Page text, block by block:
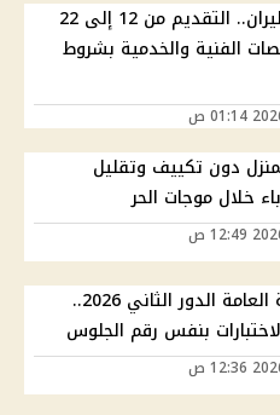
وظائف مصر للطيران.. التقديم من 12 إلى 22
الفنية والخدمية بشروط
دون تكييف وتقليل
خلال موجات الحر
امتحانات الثانوية العامة الدور الثاني 2026..
بنفس رقم الجلوس